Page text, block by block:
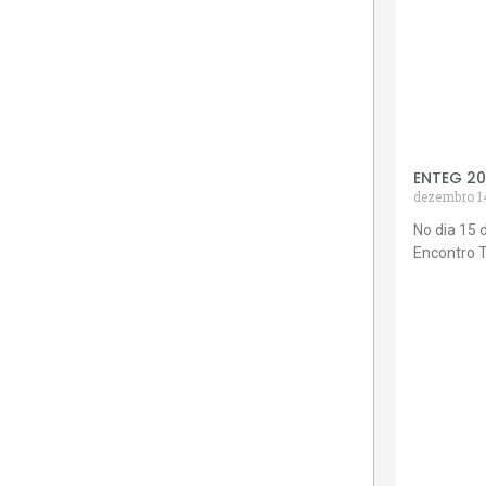
ENTEG
dezembro
No dia 15
Encontro